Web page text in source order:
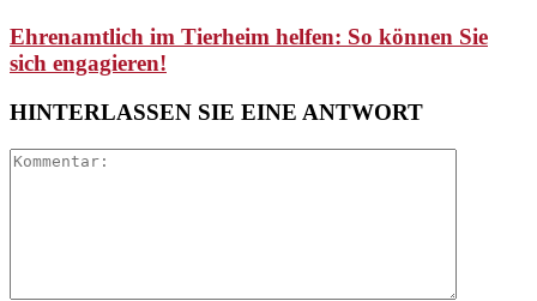
Ehrenamtlich im Tierheim helfen: So können Sie
sich engagieren!
HINTERLASSEN SIE EINE ANTWORT